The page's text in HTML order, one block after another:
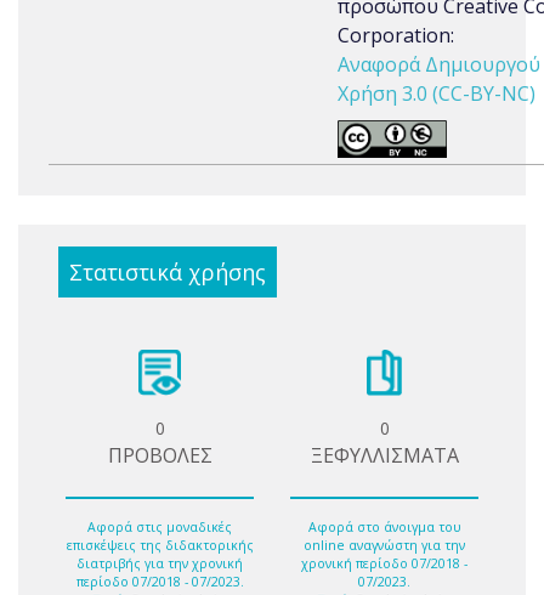
προσώπου Creative
Corporation:
Αναφορά
Χρήση 3.0 (CC-BY-NC)
Στατιστικά χρήσης
0
ΠΡΟΒΟΛΕΣ
Αφορά στις μοναδικές
επισκέψεις της διδακτορικής
διατριβής για την χρονική
περίοδο 07/2018 - 07/2023.
0
ΞΕΦΥΛΛΙΣΜΑΤΑ
Αφορά στο άνοιγμα του
online αναγνώστη για την
χρονική περίοδο 07/2018 -
07/2023.